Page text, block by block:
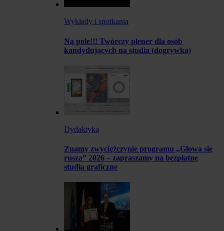
Wykłady i spotkania
Na pole!!! Twórczy plener dla osób
kandydujących na studia (dogrywka)
Dydaktyka
Znamy zwyciężczynie programu „Głowa się
rusza” 2026 – zapraszamy na bezpłatne
studia graficzne